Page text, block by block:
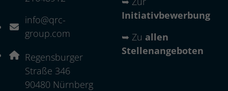
info@qrc-
group.com
E-Mail Adresse: info@qrc-group.com
Adresse:
Regensburger
Straße 346
90480 , 9 0 4 8 0
Nürnberg
Initiativbewerbung
➥ Zu allen
Stellenangeboten